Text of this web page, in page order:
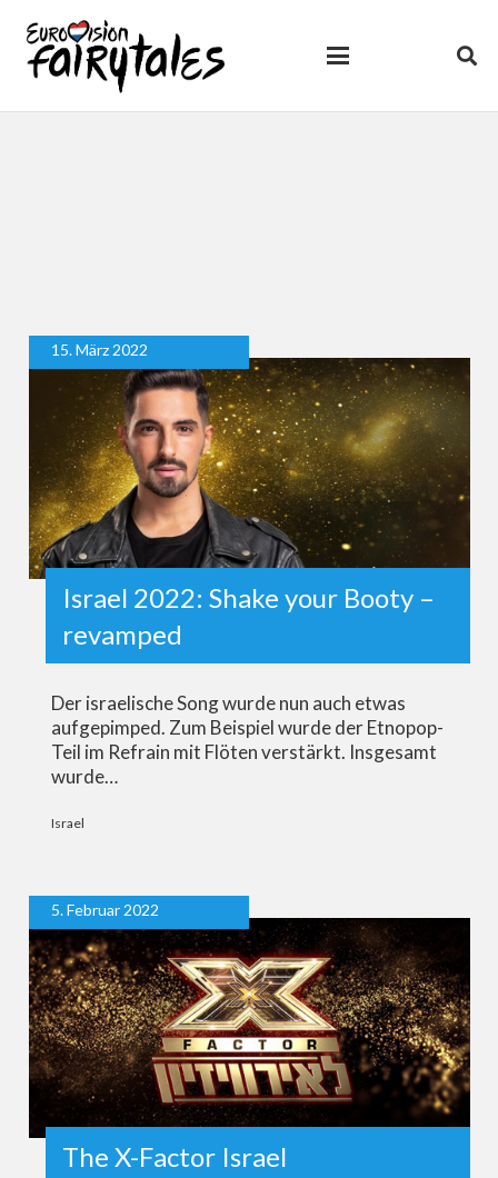
15. März 2022
Israel 2022: Shake your Booty –
revamped
Der israelische Song wurde nun auch etwas
aufgepimped. Zum Beispiel wurde der Etnopop-
Teil im Refrain mit Flöten verstärkt. Insgesamt
wurde…
Israel
5. Februar 2022
The X-Factor Israel